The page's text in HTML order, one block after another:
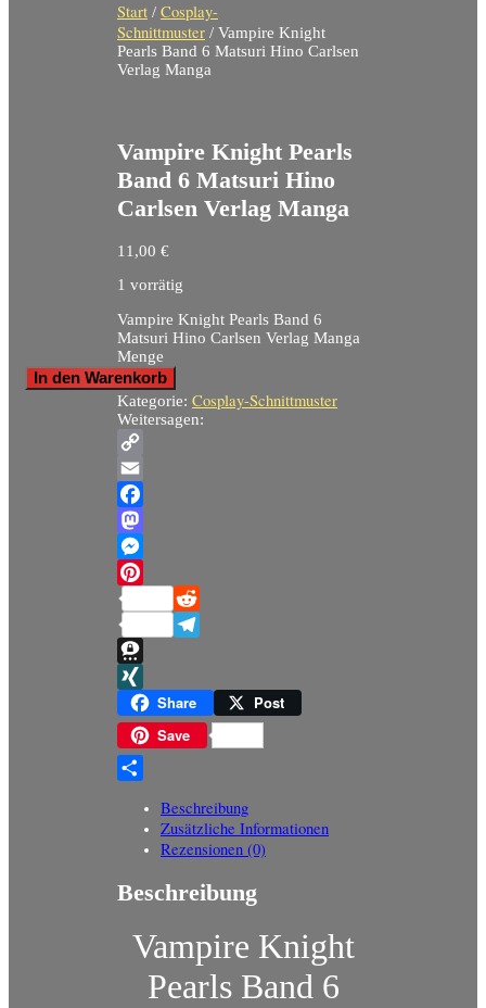
Start / Cosplay-
Schnittmuster / Vampire Knight
Pearls Band 6 Matsuri Hino Carlsen
Verlag Manga
Vampire Knight Pearls
Band 6 Matsuri Hino
Carlsen Verlag Manga
11,00 €
1 vorrätig
Vampire Knight Pearls Band 6
Matsuri Hino Carlsen Verlag Manga
Menge
In den Warenkorb
Kategorie: Cosplay-Schnittmuster
Weitersagen:
Copy
Link
Email
Facebook
Mastodon
Messenger
Pinterest
Reddit
Telegram
Threema
XINGShare
Post
Save
Beschreibung
Zusätzliche Informationen
Rezensionen (0)
Beschreibung
Vampire Knight
Pearls Band 6